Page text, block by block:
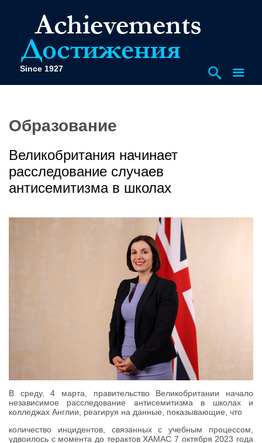
Since 1927
Образование
Великобритания начинает
расследование случаев
антисемитизма в школах
В среду, 4 марта, правительство Великобритании начало
независимое расследование антисемитизма в школах и
колледжах Англии, реагируя на данные, показывающие, что
количество инцидентов, связанных с учебным процессом,
удвоилось с момента до терактов ХАМАС 7 октября 2023 года